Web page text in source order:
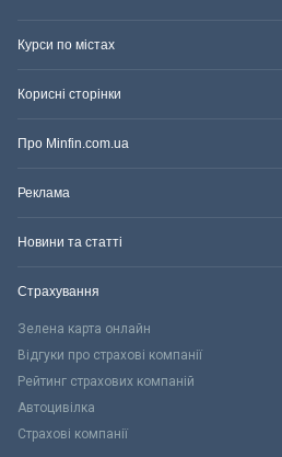
Курси по містах
Корисні сторінки
Про Minfin.com.ua
Реклама
Новини та статті
Страхування
Зелена карта онлайн
Відгуки про страхові компанії
Рейтинг страхових компаній
Автоцивілка
Страхові компанії